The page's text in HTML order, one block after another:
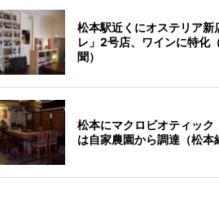
松本駅近くにオステリア新
レ」2号店、ワインに特化
聞）
松本にマクロビオティッ
は自家農園から調達（松本